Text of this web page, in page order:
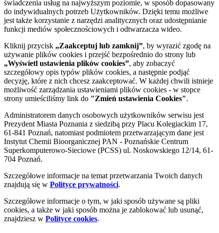
świadczenia usług na najwyższym poziomie, w sposób dopasowany
do indywidualnych potrzeb Użytkowników. Dzięki temu możliwe
jest także korzystanie z narzędzi analitycznych oraz udostępnianie
funkcji mediów społecznościowych i odtwarzacza wideo.
Kliknij przycisk „Zaakceptuj lub zamknij”, by wyrazić zgodę na
używanie plików cookies i przejść bezpośrednio do strony lub
„Wyświetl ustawienia plików cookies”, aby zobaczyć
szczegółowy opis typów plików cookies, a następnie podjąć
decyzję, które z nich chcesz zaakceptować. W każdej chwili istnieje
możliwość zarządzania ustawieniami plików cookies - w stopce
strony umieściliśmy link do "Zmień ustawienia Cookies".
Administratorem danych osobowych użytkowników serwisu jest
Prezydent Miasta Poznania z siedzibą przy Placu Kolegiackim 17,
61-841 Poznań, natomiast podmiotem przetwarzającym dane jest
Instytut Chemii Bioorganicznej PAN - Poznańskie Centrum
Superkomputerowo-Sieciowe (PCSS) ul. Noskowskiego 12/14, 61-
704 Poznań.
Szczegółowe informacje na temat przetwarzania Twoich danych
znajdują się w Polityce prywatności.
Szczegółowe informacje o tym, w jaki sposób używane są pliki
cookies, a także w jaki sposób można je zablokować lub usunąć,
znajdziesz w Polityce cookies.